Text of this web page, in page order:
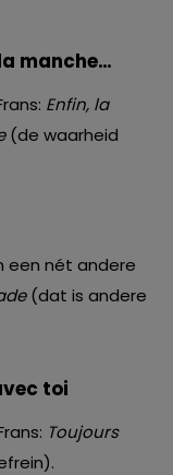
manche…
Enfin, la
(de waarheid
een nét andere
(dat is andere
toi
Toujours